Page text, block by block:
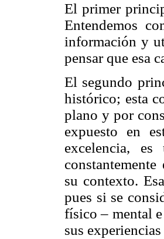
El primer
Entendemos
información y
pensar que esa
El segundo
histórico; esta
plano y por
expuesto en
excelencia,
su contexto.
pues si se
físico – mental
sus